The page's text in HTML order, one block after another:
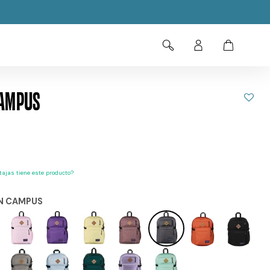
tiene este producto?
CAMPUS